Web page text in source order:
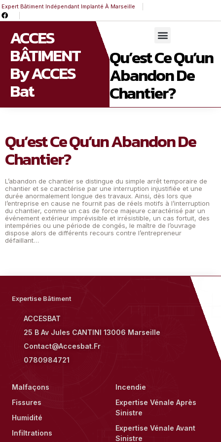
Expert Bâtiment Indépendant Implanté À Marseille
ACCES
BÂTIMENT
By ACCES
Bat
Qu’est Ce Qu’un
Abandon De
Chantier?
Qu’est Ce Qu’un Abandon De
Chantier?
L’abandon de chantier se distingue du simple arrêt temporaire de
chantier et se caractérise par une interruption injustifiée et une
durée anormalement longue des travaux. Ainsi, dès lors que
l’entreprise en cause ne fournit pas de réels motifs à l’interruption
du chantier, comme un cas de force majeure caractérisé par un
événement extérieur imprévisible et irrésistible, un cas fortuit, des
intempéries ou une période de congés, le maître de l’ouvrage
dispose alors de différents recours contre l’entrepreneur
défaillant…
Expertise Bâtiment
ACCESBAT
25 B Av Jules CANTINI 13006 Marseille
Contact@accesbat.fr
0780984721
Malfaçons
Fissures
Humidité
Infiltrations
Incendie
Expertise Vénale Après
Sinistre
Expertise Vénale Avant
Sinistre